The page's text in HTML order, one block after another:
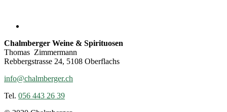
Chalmberger Weine & Spirituosen
Thomas Zimmermann
Rebbergstrasse 24, 5108 Oberflachs
info@chalmberger.ch
Tel. 056 443 26 39